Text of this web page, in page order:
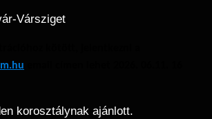
Vársziget
korosztálynak ajánlott.